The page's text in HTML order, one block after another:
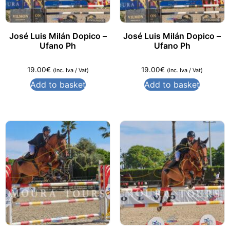
José Luis Milán Dopico –
Ufano Ph
19.00€ (inc. Iva / Vat)
Add to basket
José Luis Milán Dopico –
Ufano Ph
19.00€ (inc. Iva / Vat)
Add to basket